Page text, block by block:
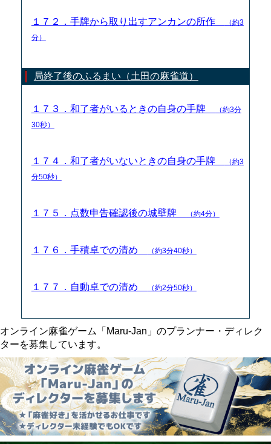
１７２．手牌から取り出すアンカンの所作
（約3
分）
局終了後のふるまい（土田の麻雀道）
１７３．和了者がいるときの自身の手牌
（約3分
30秒）
１７４．和了者がいないときの自身の手牌
（約3
分50秒）
１７５．点数申告確認後の城壁牌 （約4分）
１７６．手積卓での清め （約3分40秒）
１７７．自動卓での清め （約2分50秒）
オンライン麻雀ゲーム「Maru-Jan」のプランナー・ディレク
ターを募集しています。